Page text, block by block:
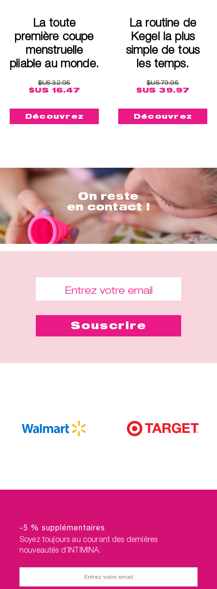
La toute
première coupe
menstruelle
pliable au monde.
$US 32.95
$US 16.47
Découvrez
La routine de
Kegel la plus
simple de tous
les temps.
$US 79.95
$US 39.97
Découvrez
On reste
en contact !
-5 % supplémentaires
Soyez toujours au courant des dernières
nouveautés d’INTIMINA.